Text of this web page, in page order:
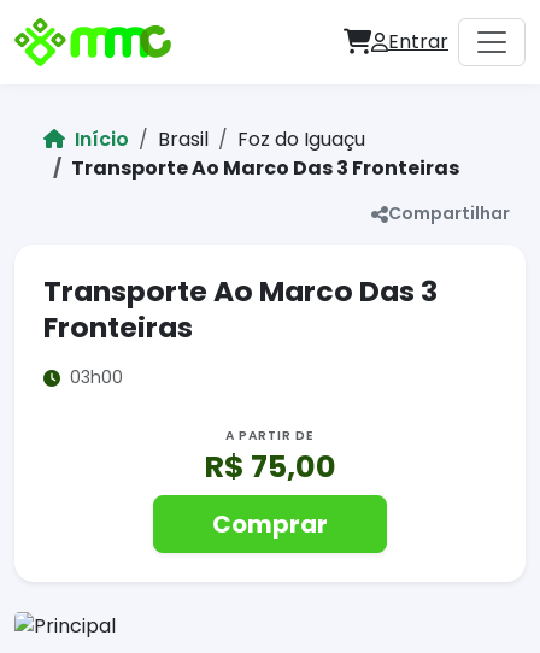
Entrar
Início Brasil
Foz do Iguaçu
Transporte Ao Marco Das 3 Fronteiras
Compartilhar
Transporte Ao Marco Das 3
Fronteiras
03h00
A PARTIR DE
R$ 75,00
Comprar